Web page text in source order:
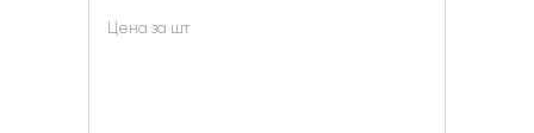
Цена за шт